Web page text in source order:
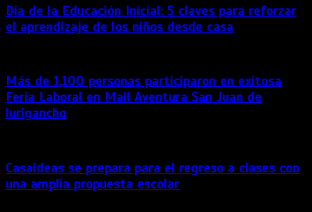
Día de la Educación Inicial: 5 claves para reforzar
el aprendizaje de los niños desde casa
Más de 1,100 personas participaron en exitosa
Feria Laboral en Mall Aventura San Juan de
lurigancho
Casaideas se prepara para el regreso a clases con
una amplia propuesta escolar